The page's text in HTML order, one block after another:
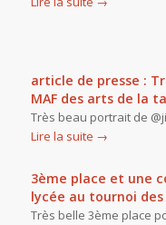
article de presse :
MAF des arts de la
Très beau portrait de
Lire la suite →
3ème place et une
lycée au tournoi
Très belle 3ème place